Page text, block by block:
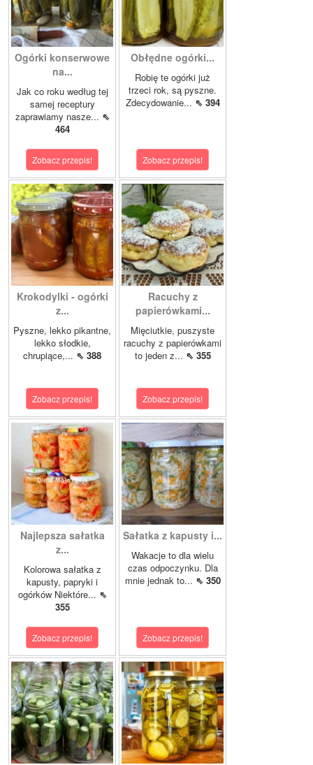
Ogórki konserwowe
na...
Jak co roku według tej
samej receptury
zaprawiamy nasze... ⇖
464
Zobacz przepis!
Obłędne ogórki...
Robię te ogórki już
trzeci rok, są pyszne.
Zdecydowanie... ⇖ 394
Zobacz przepis!
Krokodylki - ogórki
z...
Pyszne, lekko pikantne,
lekko słodkie,
chrupiące,... ⇖ 388
Zobacz przepis!
Racuchy z
papierówkami...
Mięciutkie, puszyste
racuchy z papierówkami
to jeden z... ⇖ 355
Zobacz przepis!
Najlepsza sałatka
z...
Kolorowa sałatka z
kapusty, papryki i
ogórków Niektóre... ⇖
355
Zobacz przepis!
Sałatka z kapusty i...
Wakacje to dla wielu
czas odpoczynku. Dla
mnie jednak to... ⇖ 350
Zobacz przepis!